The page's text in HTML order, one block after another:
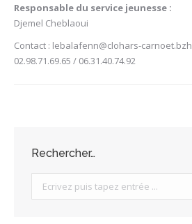
Responsable du service jeunesse :
Djemel Cheblaoui
Contact : lebalafenn@clohars-carnoet.bzh
02.98.71.69.65 / 06.31.40.74.92
Rechercher…
Search: